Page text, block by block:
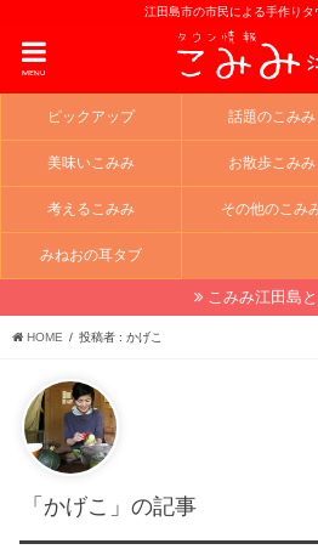
江田島市の市民による手作りタ
menu
ピックアップ 話題のこみみ
美味いこみみ お散歩こみみ
考えるこみみ その他のこみ
みねおの耳タブ
こみみ江田島
HOME 投稿者 : かげこ
「かげこ」の記事